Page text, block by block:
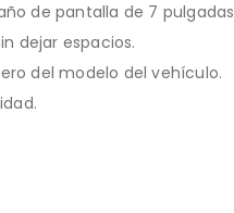
de pantalla de 7 pulgadas
dejar espacios.
del modelo del vehículo.